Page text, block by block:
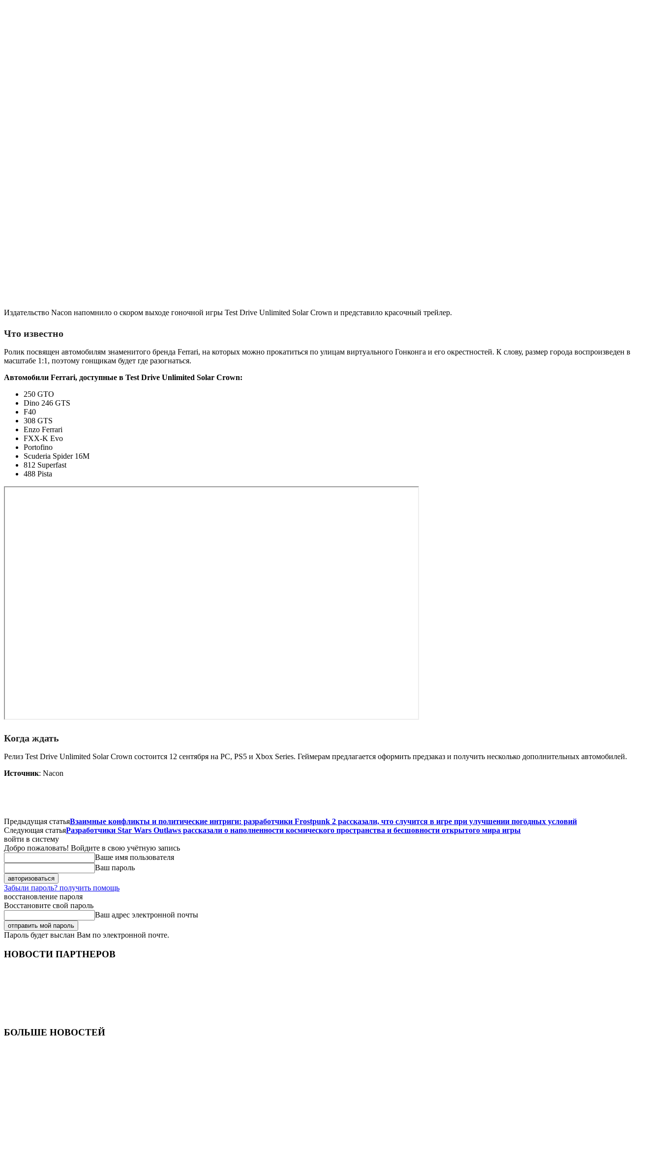
Издательство Nacon напомнило о скором выходе гоночной игры Test Drive Unlimited Solar Crown и представило красочный трейлер.
Что известно
Ролик посвящен автомобилям знаменитого бренда Ferrari, на которых можно прокатиться по улицам виртуального Гонконга и его окрестностей. К слову, размер города воспроизведен в
масштабе 1:1, поэтому гонщикам будет где разогнаться.
Автомобили Ferrari, доступные в Test Drive Unlimited Solar Crown:
250 GTO
Dino 246 GTS
F40
308 GTS
Enzo Ferrari
FXX-K Evo
Portofino
Scuderia Spider 16M
812 Superfast
488 Pista
Когда ждать
Релиз Test Drive Unlimited Solar Crown состоится 12 сентября на PC, PS5 и Xbox Series. Геймерам предлагается оформить предзаказ и получить несколько дополнительных автомобилей.
Источник: Nacon
Предыдущая статьяВзаимные конфликты и политические интриги: разработчики Frostpunk 2 рассказали, что случится в игре при улучшении погодных условий
Следующая статьяРазработчики Star Wars Outlaws рассказали о наполненности космического пространства и бесшовности открытого мира игры
войти в систему
Добро пожаловать! Войдите в свою учётную запись
Ваше имя пользователя
Ваш пароль
Забыли пароль? получить помощь
восстановление пароля
Восстановите свой пароль
Ваш адрес электронной почты
Пароль будет выслан Вам по электронной почте.
НОВОСТИ ПАРТНЕРОВ
БОЛЬШЕ НОВОСТЕЙ